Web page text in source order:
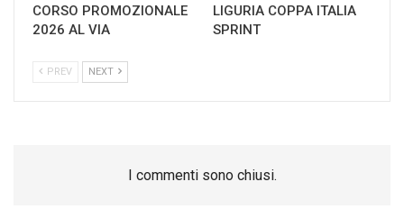
CORSO PROMOZIONALE
2026 AL VIA
LIGURIA COPPA ITALIA
SPRINT
PREV NEXT
I commenti sono chiusi.